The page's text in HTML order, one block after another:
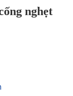
nghẹt